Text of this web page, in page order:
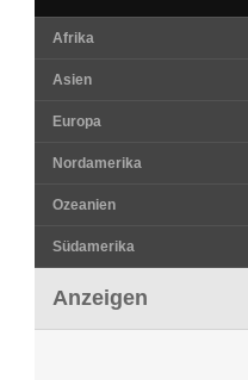
Afrika
Asien
Europa
Nordamerika
Ozeanien
Südamerika
Anzeigen